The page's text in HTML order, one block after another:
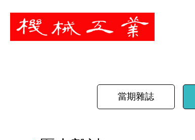
暫停
當期雜誌